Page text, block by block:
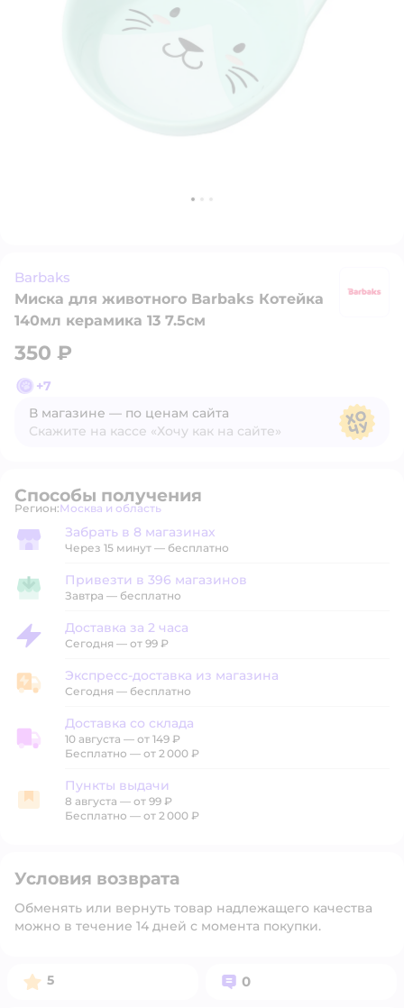
Barbaks
Миска для животного Barbaks Котейка
140мл керамика 13 7.5см
350 ₽
+7
В магазине — по ценам сайта
Скажите на кассе «Хочу как на сайте»
Способы получения
Регион: Выбор адреса доставки.
Москва и область
Забрать в магазине
Забрать в 8 магазинах
Через 15 минут — бесплатно
Привезти в магазин
Привезти в 396 магазинов
Завтра — бесплатно
Доставка за 2 часа
Доставка за 2 часа
Сегодня — от 99 ₽
Экспресс-доставка из магазина
Экспресс-доставка из магазина
Сегодня — бесплатно
Доставка со склада
Доставка со склада
10 августа — от 149 ₽
Бесплатно — от 2 000 ₽
Пункты выдачи
Пункты выдачи
8 августа — от 99 ₽
Бесплатно — от 2 000 ₽
Условия возврата
Обменять или вернуть товар надлежащего качества
можно в течение 14 дней с момента покупки.
Рейтинг:
5 Вопросов:
0